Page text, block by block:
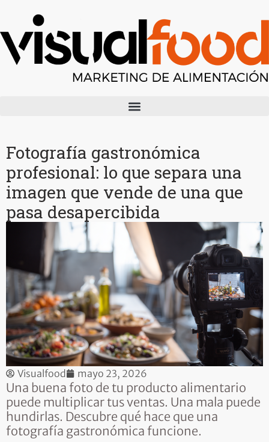
Fotografía gastronómica
profesional: lo que separa una
imagen que vende de una que
pasa desapercibida
Visualfood mayo 23, 2026
Una buena foto de tu producto alimentario
puede multiplicar tus ventas. Una mala puede
hundirlas. Descubre qué hace que una
fotografía gastronómica funcione.